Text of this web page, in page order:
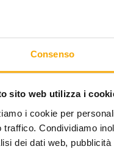
Consenso
sito web utilizza i
i cookie per
traffico. Condividiamo
dei dati web,
3. SCARPE 🥾